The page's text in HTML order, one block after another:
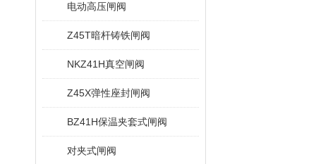
电动高压闸阀
Z45T暗杆铸铁闸阀
NKZ41H真空闸阀
Z45X弹性座封闸阀
BZ41H保温夹套式闸阀
对夹式闸阀